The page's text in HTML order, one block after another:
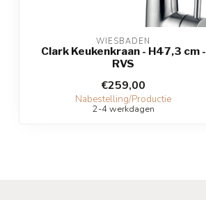
WIESBADEN
Clark Keukenkraan - H47,3 cm -
RVS
€259,00
Nabestelling/Productie
2-4 werkdagen